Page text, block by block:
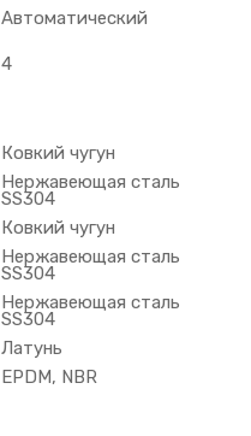
Автоматический
4
Ковкий чугун
Нержавеющая сталь
SS304
Ковкий чугун
Нержавеющая сталь
SS304
Нержавеющая сталь
SS304
Латунь
EPDM, NBR